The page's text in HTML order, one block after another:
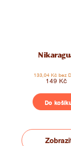
133,04 Kč bez
149 Kč
Do